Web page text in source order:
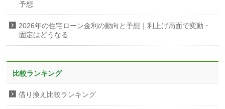
予想
2026年の住宅ローン金利の動向と予想｜利上げ局面で変動・
固定はどうなる
比較ランキング
借り換え比較ランキング